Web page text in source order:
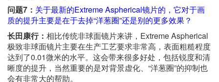
问题7： 关于最新的Extreme Aspherical镜片的，它对于画
质的提升主要是在于去掉“洋葱圈”还是别的更多效果？
长田康行： 相比传统非球面镜片来讲，Extreme Aspherical
极致非球面镜片主要在生产工艺要求非常高，表面粗糙程度
达到了0.01微米的水平。这会带来很多好处，包括锐度和清
晰度的提升，当然重要的是对背景虚化、“洋葱圈”的抑制也
会有非常大的帮助。